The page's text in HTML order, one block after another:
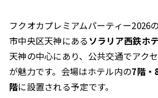
フクオカプレミアムパーティー2026
市中央区天神にあるソラリア西鉄ホ
天神の中心にあり、公共交通でアク
が魅力です。会場はホテル内の7階・
階に設置される予定です。